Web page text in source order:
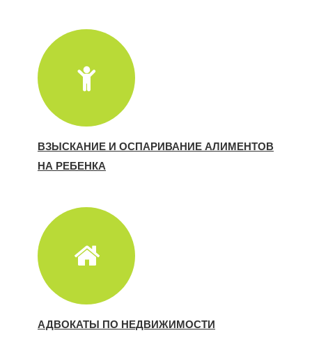
ВЗЫСКАНИЕ И ОСПАРИВАНИЕ АЛИМЕНТОВ
НА РЕБЕНКА
АДВОКАТЫ ПО НЕДВИЖИМОСТИ